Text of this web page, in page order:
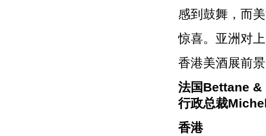
感到鼓舞，而
惊喜。亚洲对
香港美酒展前
法国Bettane
行政总裁
香港